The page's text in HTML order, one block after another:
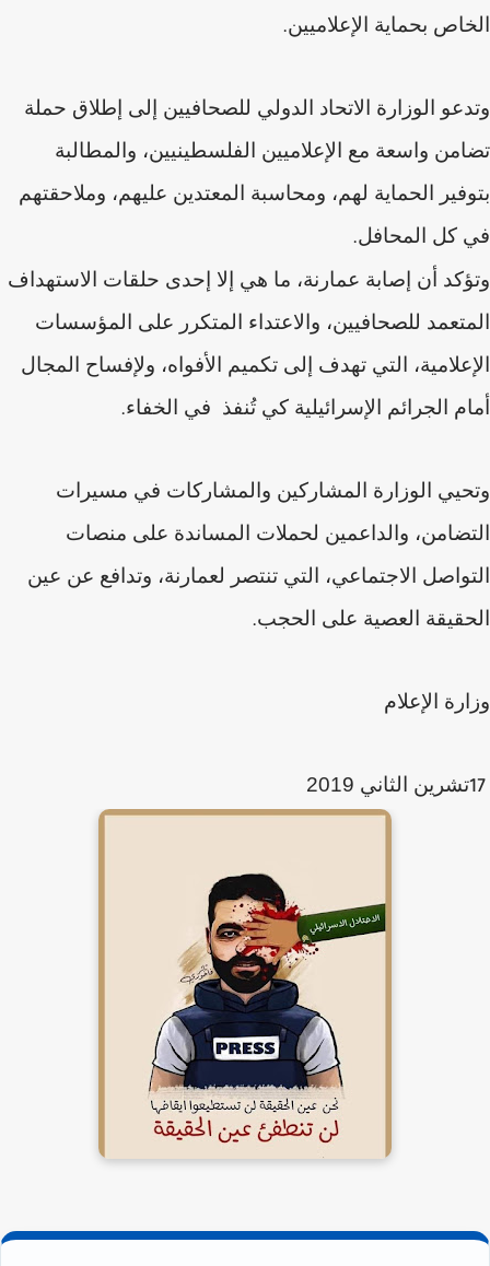
الخاص بحماية الإعلاميين.
وتدعو الوزارة الاتحاد الدولي للصحافيين إلى إطلاق حملة
تضامن واسعة مع الإعلاميين الفلسطينيين، والمطالبة
بتوفير الحماية لهم، ومحاسبة المعتدين عليهم، وملاحقتهم
في كل المحافل.
وتؤكد أن إصابة عمارنة، ما هي إلا إحدى حلقات الاستهداف
المتعمد للصحافيين، والاعتداء المتكرر على المؤسسات
الإعلامية، التي تهدف إلى تكميم الأفواه، ولإفساح المجال
أمام الجرائم الإسرائيلية كي تُنفذ في الخفاء.
وتحيي الوزارة المشاركين والمشاركات في مسيرات
التضامن، والداعمين لحملات المساندة على منصات
التواصل الاجتماعي، التي تنتصر لعمارنة، وتدافع عن عين
الحقيقة العصية على الحجب.
وزارة الإعلام
17تشرين الثاني 2019